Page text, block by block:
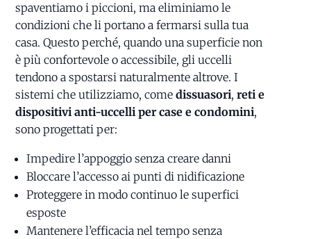
spaventiamo i piccioni, ma eliminiamo le
condizioni che li portano a fermarsi sulla tua
casa. Questo perché, quando una superficie non
è più confortevole o accessibile, gli uccelli
tendono a spostarsi naturalmente altrove. I
sistemi che utilizziamo, comedissuasori,reti e
dispositivi anti-uccelli per case e condomini,
sono progettati per:
Impedire l’appoggio senza creare danni
Bloccare l’accesso ai punti di nidificazione
Proteggere in modo continuo le superfici
esposte
Mantenere l’efficacia nel tempo senza